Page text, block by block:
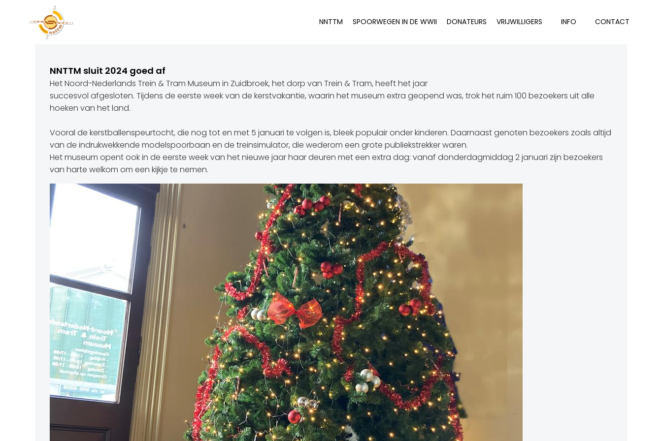
NNTTM SPOORWEGEN IN DE WWII DONATEURS VRIJWILLIGERS INFO CONTACT
NNTTM sluit 2024 goed af
Het Noord-Nederlands Trein & Tram Museum in Zuidbroek, het dorp van Trein & Tram, heeft het jaar
succesvol afgesloten. Tijdens de eerste week van de kerstvakantie, waarin het museum extra geopend was, trok het ruim 100 bezoekers uit alle
hoeken van het land.
Vooral de kerstballenspeurtocht, die nog tot en met 5 januari te volgen is, bleek populair onder kinderen. Daarnaast genoten bezoekers zoals altijd
van de indrukwekkende modelspoorbaan en de treinsimulator, die wederom een grote publiekstrekker waren.
Het museum opent ook in de eerste week van het nieuwe jaar haar deuren met een extra dag: vanaf donderdagmiddag 2 januari zijn bezoekers
van harte welkom om een kijkje te nemen.